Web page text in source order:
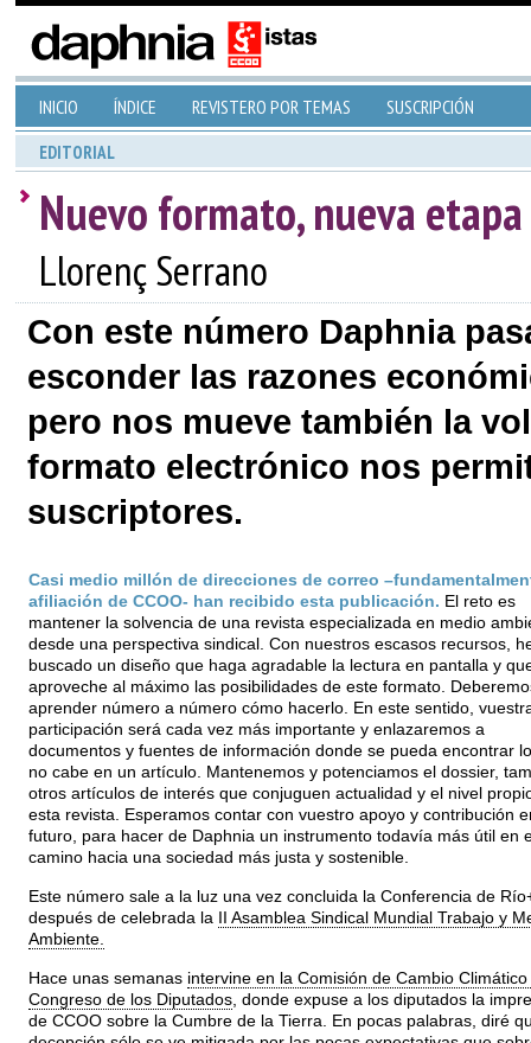
INICIO ÍNDICE REVISTERO POR TEMAS SUSCRIPCIÓN
EDITORIAL
Nuevo formato, nueva etapa
Llorenç Serrano
Con este número Daphnia
esconder las razones
pero nos mueve también la
formato electrónico nos
suscriptores.
Casi medio millón de direcciones de correo
afiliación de CCOO- han recibido esta publicación. El reto es
mantener la solvencia de una revista especializada en medio
desde una perspectiva sindical. Con nuestros escasos recursos,
buscado un diseño que haga agradable la lectura en pantalla y
aproveche al máximo las posibilidades de este formato.
aprender número a número cómo hacerlo. En este sentido,
participación será cada vez más importante y enlazaremos a
documentos y fuentes de información donde se pueda encontrar
no cabe en un artículo. Mantenemos y potenciamos el dossier,
otros artículos de interés que conjuguen actualidad y el nivel
esta revista. Esperamos contar con vuestro apoyo y contribución
futuro, para hacer de Daphnia un instrumento todavía más útil en
camino hacia una sociedad más justa y sostenible.
Este número sale a la luz una vez concluida la Conferencia de
después de celebrada la
II Asamblea Sindical Mundial Trabajo y
Ambiente.
Hace unas semanas intervine en la Comisión de Cambio Climático
Congreso de los Diputados, donde expuse a los diputados la
de CCOO sobre la Cumbre de la Tierra. En pocas palabras, diré